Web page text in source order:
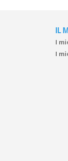
IL
I
I